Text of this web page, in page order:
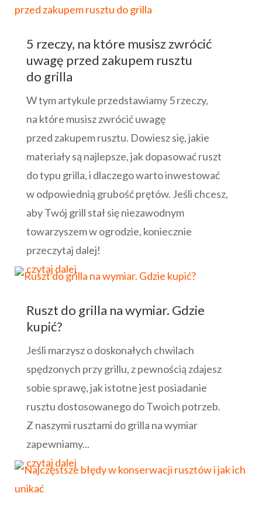
5 rzeczy, na które musisz zwrócić
uwagę przed zakupem rusztu
do grilla
W tym artykule przedstawiamy 5 rzeczy,
na które musisz zwrócić uwagę
przed zakupem rusztu. Dowiesz się, jakie
materiały są najlepsze, jak dopasować ruszt
do typu grilla, i dlaczego warto inwestować
w odpowiednią grubość prętów. Jeśli chcesz,
aby Twój grill stał się niezawodnym
towarzyszem w ogrodzie, koniecznie
przeczytaj dalej!
czytaj dalej
Ruszt do grilla na wymiar. Gdzie
kupić?
Jeśli marzysz o doskonałych chwilach
spędzonych przy grillu, z pewnością zdajesz
sobie sprawę, jak istotne jest posiadanie
rusztu dostosowanego do Twoich potrzeb.
Z naszymi rusztami do grilla na wymiar
zapewniamy...
czytaj dalej